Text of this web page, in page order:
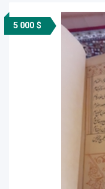
5 000 $